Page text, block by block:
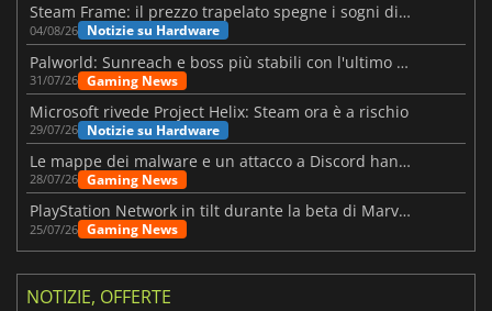
Steam Frame: il prezzo trapelato spegne i sogni di un VR economico
04/08/26 Notizie su Hardware
Palworld: Sunreach e boss più stabili con l'ultimo update
31/07/26 Gaming News
Microsoft rivede Project Helix: Steam ora è a rischio
29/07/26 Notizie su Hardware
Le mappe dei malware e un attacco a Discord hanno colpito Meccha Chameleon
28/07/26 Gaming News
PlayStation Network in tilt durante la beta di Marvel Tōkon
25/07/26 Gaming News
NOTIZIE, OFFERTE